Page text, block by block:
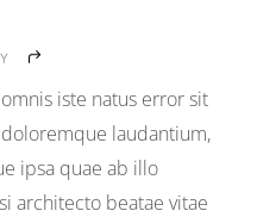
iste natus error sit
laudantium,
ipsa quae ab illo
architecto beatae vitae